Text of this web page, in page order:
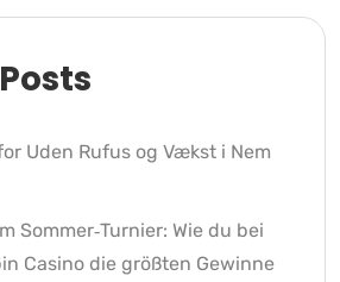
Uden Rufus og Vækst i Nem
Sommer‑Turnier: Wie du bei
Casino die größten Gewinne